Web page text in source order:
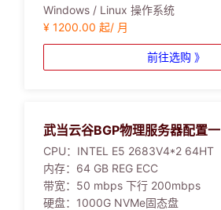
Windows / Linux 操作系统
¥ 1200.00 起/ 月
前往选购 》
武当云谷BGP物理服务器配置一
CPU： INTEL E5 2683V4*2 64HT
内存： 64 GB REG ECC
带宽： 50 mbps 下行 200mbps
硬盘： 1000G NVMe固态盘